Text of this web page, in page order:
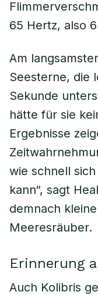
65 Hertz, also
Am
Seesterne, die
Sekunde
hätte für sie
Ergebnisse
wie schnell
kann“, sagt
demnach
Meeresräuber.
Erinnerung
Auch Kolibris